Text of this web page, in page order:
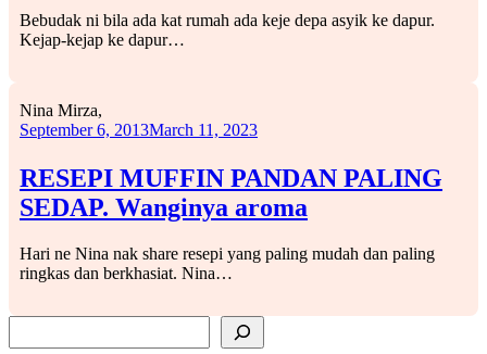
Bebudak ni bila ada kat rumah ada keje depa asyik ke dapur.
Kejap-kejap ke dapur…
RESEPI MUFFIN PANDAN PALING
SEDAP. Wanginya aroma
Nina Mirza,
September 6, 2013March 11, 2023
Hari ne Nina nak share resepi yang paling mudah dan paling
ringkas dan berkhasiat. Nina…